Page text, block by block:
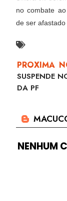
no combate
de ser afastado
SUSPENDE
DA PF
NENHUM